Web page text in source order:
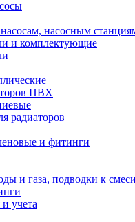
насосным
и комплектующие
ПВХ
радиаторов
и фитинги
и газа, подводки к
учета